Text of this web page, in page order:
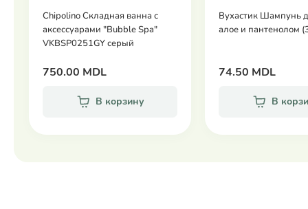
Chipolino Складная ванна с
аксессуарами "Bubble Spa"
VKBSP0251GY серый
750.00 MDL
В корзину
Вухастик Шампунь
алое и пантенолом
74.50 MDL
В